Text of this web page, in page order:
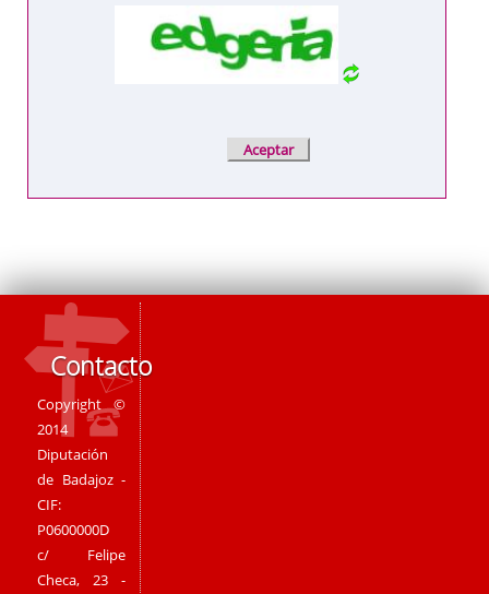
Contacto
Copyright ©
2014
Diputación
de Badajoz -
CIF:
P0600000D
c/ Felipe
Checa, 23 -